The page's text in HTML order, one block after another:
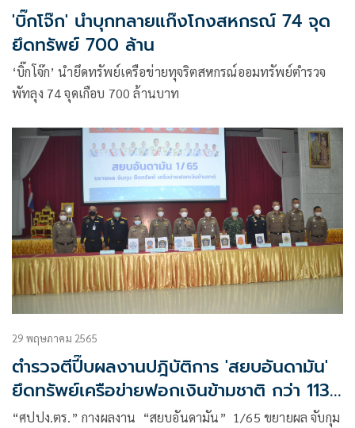
'บิ๊กโจ๊ก' นำบุกทลายแก๊งโกงสหกรณ์ 74 จุด
ยึดทรัพย์ 700 ล้าน
‘บิ๊กโจ๊ก’ นำยึดทรัพย์เครือข่ายทุจริตสหกรณ์ออมทรัพย์ตำรวจ
พัทลุง 74 จุดเกือบ 700 ล้านบาท
29 พฤษภาคม 2565
ตำรวจตีปี๊บผลงานปฎิบัติการ 'สยบอันดามัน'
ยึดทรัพย์เครือข่ายฟอกเงินข้ามชาติ กว่า 113
ล้าน
“ศปปง.ตร.” กางผลงาน “สยบอันดามัน” 1/65 ขยายผล จับกุม